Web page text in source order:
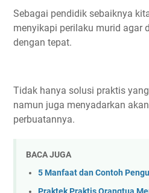
Sebagai pendidik sebaiknya
menyikapi perilaku murid agar
dengan tepat.
Tidak hanya solusi praktis
namun juga menyadarkan
perbuatannya.
BACA JUGA
5 Manfaat dan Contoh